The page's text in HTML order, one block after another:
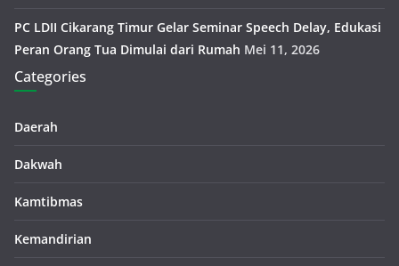
PC LDII Cikarang Timur Gelar Seminar Speech Delay, Edukasi
Peran Orang Tua Dimulai dari Rumah Mei 11, 2026
Categories
Daerah
Dakwah
Kamtibmas
Kemandirian